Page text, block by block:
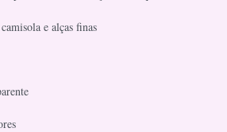
e alças finas